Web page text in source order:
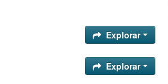
Explorar
Explorar